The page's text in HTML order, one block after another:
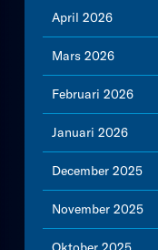
April 2026
Mars 2026
Februari 2026
Januari 2026
December 2025
November 2025